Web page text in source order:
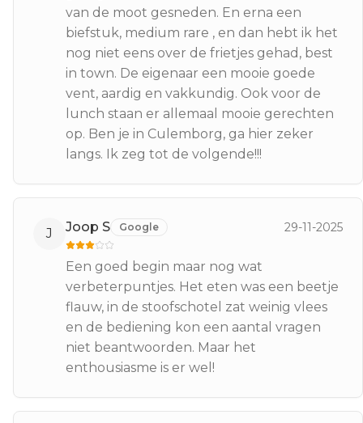
van de moot gesneden. En erna een
biefstuk, medium rare , en dan hebt ik het
nog niet eens over de frietjes gehad, best
in town. De eigenaar een mooie goede
vent, aardig en vakkundig. Ook voor de
lunch staan er allemaal mooie gerechten
op. Ben je in Culemborg, ga hier zeker
langs. Ik zeg tot de volgende!!!
J Joop S Google 29-11-2025
Een goed begin maar nog wat
verbeterpuntjes. Het eten was een beetje
flauw, in de stoofschotel zat weinig vlees
en de bediening kon een aantal vragen
niet beantwoorden. Maar het
enthousiasme is er wel!